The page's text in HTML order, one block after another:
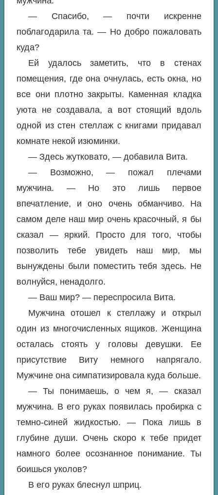
— Спасибо, — почти искренне
поблагодарила та. — Но добро пожаловать
куда?
Ей удалось заметить, что в стенах
помещения, где она очнулась, есть окна, но
все они плотно закрыты. Каменная кладка
уюта не создавала, а вот стоящий вдоль
одной из стен стеллаж с книгами придавал
комнате некой изюминки.
— Здесь жутковато, — добавила Вита.
— Возможно, — пожал плечами
мужчина. — Но это лишь первое
впечатление, и оно очень обманчиво. На
самом деле наш мир очень красочный, я бы
сказал — яркий. Просто для того, чтобы
позволить тебе увидеть наш мир, мы
вынуждены были поместить тебя здесь. Не
волнуйся, ненадолго.
— Ваш мир? — переспросила Вита.
Мужчина отошел к стеллажу и открыл
один из многочисленных ящиков. Женщина
осталась стоять у головы девушки. Ее
присутствие Виту немного напрягало.
Мужчине она симпатизировала куда больше.
— Ты понимаешь, о чем я, — сказал
мужчина. В его руках появилась пробирка с
темно-синей жидкостью. — Пока лишь в
глубине души. Очень скоро к тебе придет
намного более осознанное понимание. Ты
боишься уколов?
В его руках блеснул шприц.